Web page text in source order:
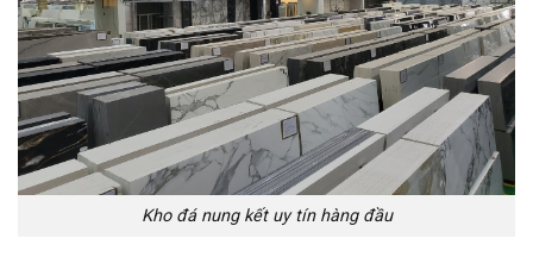
Kho đá nung kết uy tín hàng đầu